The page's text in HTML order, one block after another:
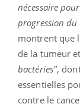
nécessaire
progression
montrent que
de la tumeur
bactéries",
essentielles
contre le